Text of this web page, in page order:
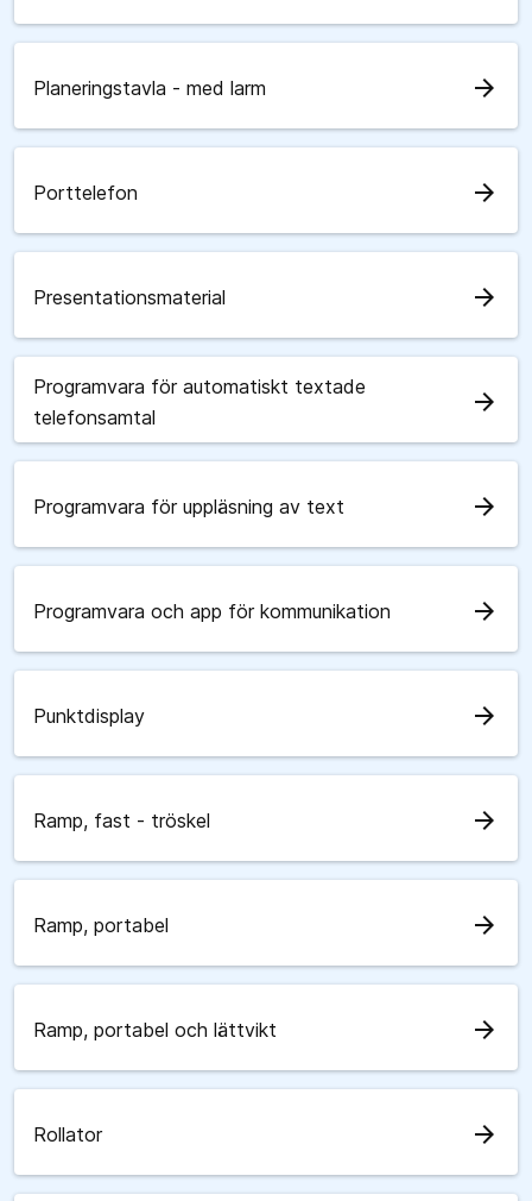
Planeringstavla - med larm arrow_forward
Porttelefon arrow_forward
Presentationsmaterial arrow_forward
Programvara för automatiskt textade
telefonsamtal
arrow_forward
Programvara för uppläsning av text arrow_forward
Programvara och app för kommunikation arrow_forward
Punktdisplay arrow_forward
Ramp, fast - tröskel arrow_forward
Ramp, portabel arrow_forward
Ramp, portabel och lättvikt arrow_forward
Rollator arrow_forward